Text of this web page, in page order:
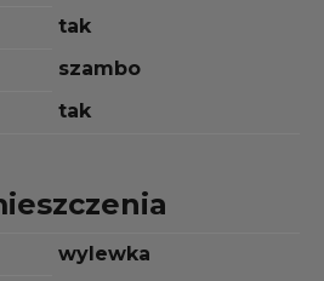
tak
szambo
tak
wylewka